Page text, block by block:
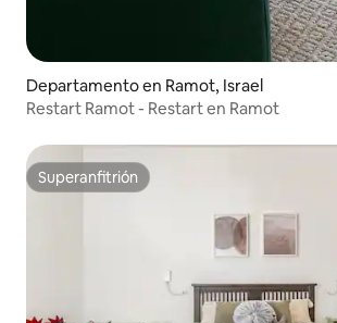
Departamento en Ramot, Israel
Restart Ramot - Restart en Ramot
Superanfitrión
Superanfitrión